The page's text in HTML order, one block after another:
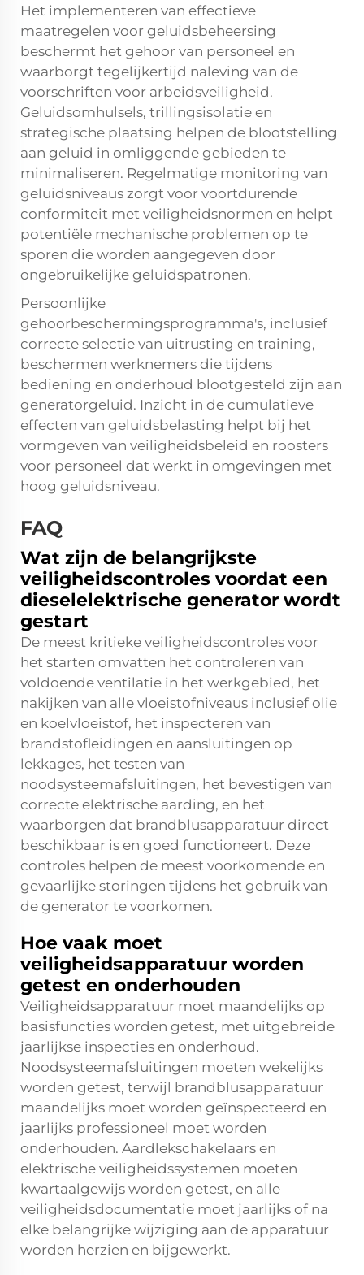
Het implementeren van effectieve
maatregelen voor geluidsbeheersing
beschermt het gehoor van personeel en
waarborgt tegelijkertijd naleving van de
voorschriften voor arbeidsveiligheid.
Geluidsomhulsels, trillingsisolatie en
strategische plaatsing helpen de blootstelling
aan geluid in omliggende gebieden te
minimaliseren. Regelmatige monitoring van
geluidsniveaus zorgt voor voortdurende
conformiteit met veiligheidsnormen en helpt
potentiële mechanische problemen op te
sporen die worden aangegeven door
ongebruikelijke geluidspatronen.
Persoonlijke
gehoorbeschermingsprogramma's, inclusief
correcte selectie van uitrusting en training,
beschermen werknemers die tijdens
bediening en onderhoud blootgesteld zijn aan
generatorgeluid. Inzicht in de cumulatieve
effecten van geluidsbelasting helpt bij het
vormgeven van veiligheidsbeleid en roosters
voor personeel dat werkt in omgevingen met
hoog geluidsniveau.
FAQ
Wat zijn de belangrijkste
veiligheidscontroles voordat een
dieselelektrische generator wordt
gestart
De meest kritieke veiligheidscontroles voor
het starten omvatten het controleren van
voldoende ventilatie in het werkgebied, het
nakijken van alle vloeistofniveaus inclusief olie
en koelvloeistof, het inspecteren van
brandstofleidingen en aansluitingen op
lekkages, het testen van
noodsysteemafsluitingen, het bevestigen van
correcte elektrische aarding, en het
waarborgen dat brandblusapparatuur direct
beschikbaar is en goed functioneert. Deze
controles helpen de meest voorkomende en
gevaarlijke storingen tijdens het gebruik van
de generator te voorkomen.
Hoe vaak moet
veiligheidsapparatuur worden
getest en onderhouden
Veiligheidsapparatuur moet maandelijks op
basisfuncties worden getest, met uitgebreide
jaarlijkse inspecties en onderhoud.
Noodsysteemafsluitingen moeten wekelijks
worden getest, terwijl brandblusapparatuur
maandelijks moet worden geïnspecteerd en
jaarlijks professioneel moet worden
onderhouden. Aardlekschakelaars en
elektrische veiligheidssystemen moeten
kwartaalgewijs worden getest, en alle
veiligheidsdocumentatie moet jaarlijks of na
elke belangrijke wijziging aan de apparatuur
worden herzien en bijgewerkt.